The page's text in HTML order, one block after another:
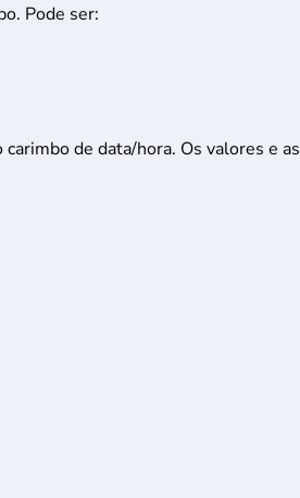
Pode ser:
de data/hora. Os valores e as